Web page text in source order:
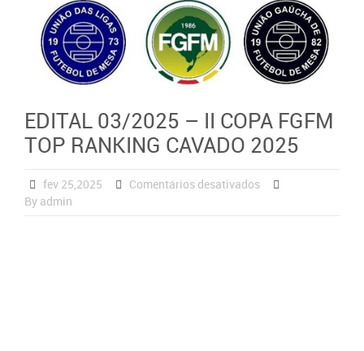
EDITAL 03/2025 – II COPA FGFM
TOP RANKING CAVADO 2025
fev 25,2025
Comentários desativados
By admin